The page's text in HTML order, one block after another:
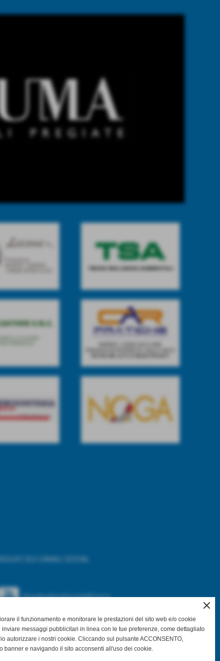
SUI CANALI SOCIAL
@asdpallavolocastelfranco
@asdpallavolocastelfranco
Community Asd Pallavolo Castelfranco
close
il funzionamento e monitorare le prestazioni del sito web e/o cookie
messaggi pubblicitari in linea con le tue preferenze, come dettagliato
autorizzare i nostri cookie. Cliccando sul pulsante ACCONSENTO,
banner e navigando il sito acconsenti all'uso dei cookie.